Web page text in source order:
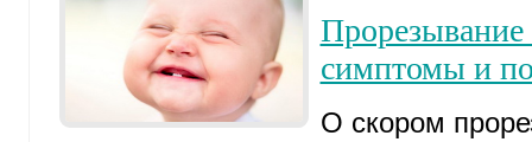
Прорезывание
симптомы и
О скором